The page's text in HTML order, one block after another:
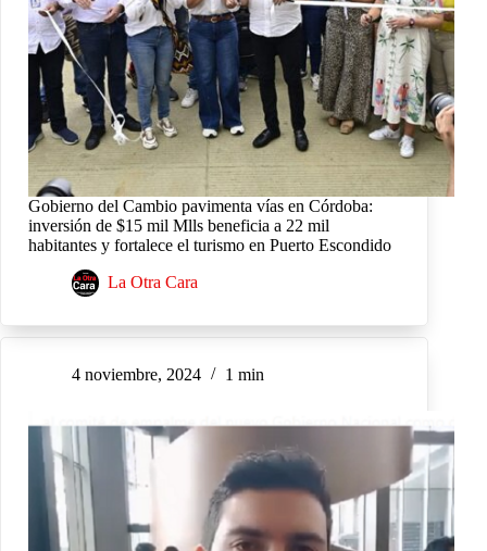
Gobierno del Cambio pavimenta vías en Córdoba:
inversión de $15 mil Mlls beneficia a 22 mil
habitantes y fortalece el turismo en Puerto Escondido
La Otra Cara
4 noviembre, 2024 1 min